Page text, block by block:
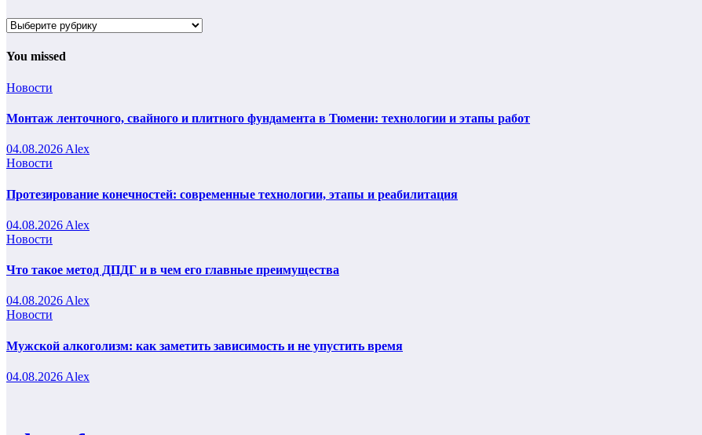
Рубрики
You missed
Новости
Монтаж ленточного, свайного и плитного фундамента в Тюмени: технологии и этапы работ
04.08.2026 Alex
Новости
Протезирование конечностей: современные технологии, этапы и реабилитация
04.08.2026 Alex
Новости
Что такое метод ДПДГ и в чем его главные преимущества
04.08.2026 Alex
Новости
Мужской алкоголизм: как заметить зависимость и не упустить время
04.08.2026 Alex